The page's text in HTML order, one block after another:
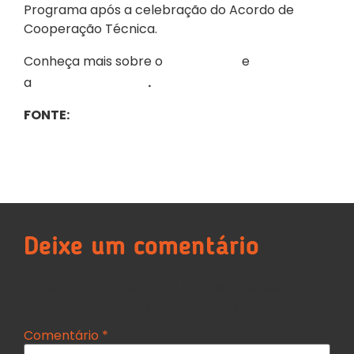
Programa após a celebração do Acordo de
Cooperação Técnica.
Conheça mais sobre o
e
a
.
FONTE:
Deixe um comentário
Comentário *